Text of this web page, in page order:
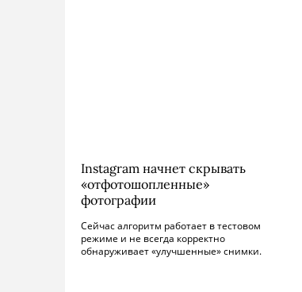
Instagram начнет скрывать
«отфотошопленные»
фотографии
Сейчас алгоритм работает в тестовом
режиме и не всегда корректно
обнаруживает «улучшенные» снимки.